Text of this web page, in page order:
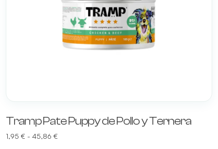
Tramp Pate Puppy de Pollo y Ternera
1,95 € - 45,86 €